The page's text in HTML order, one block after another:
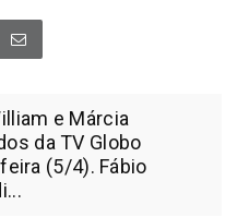
e Márcia
da TV Globo
(5/4). Fábio